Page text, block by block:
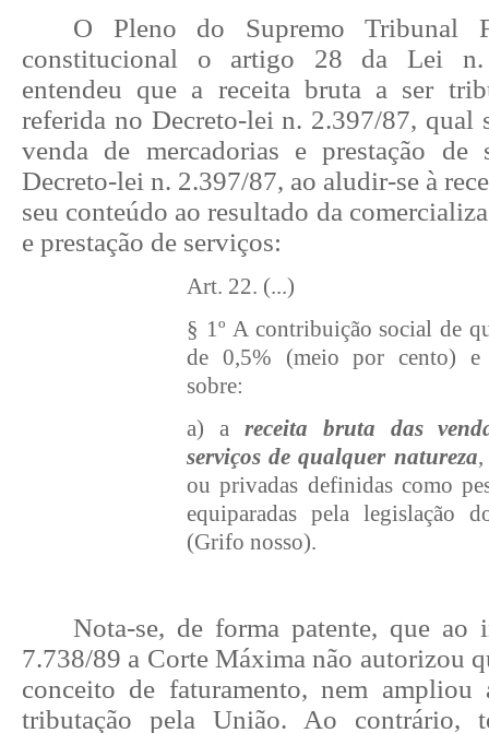
O Pleno do Supremo Tribunal
constitucional o artigo 28 da Lei n.
entendeu que a receita bruta a ser
referida no Decreto-lei n. 2.397/87, qual
venda de mercadorias e prestação
Decreto-lei n. 2.397/87, ao aludir-se à
seu conteúdo ao resultado da
e prestação de serviços:
Art. 22. (...)
§ 1º A contribuição social de
de 0,5% (meio por cento) e
sobre:
a) a receita bruta das
serviços de qualquer natureza,
ou privadas definidas como
equiparadas pela legislação
(Grifo nosso).
Nota-se, de forma patente, que ao
7.738/89 a Corte Máxima não autorizou
conceito de faturamento, nem ampliou
tributação pela União. Ao contrário,